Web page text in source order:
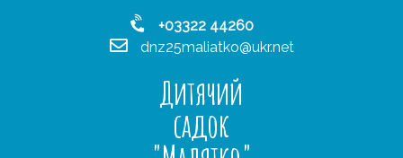
+03322 44260
dnz25maliatko@ukr.net
Дитячий
садок